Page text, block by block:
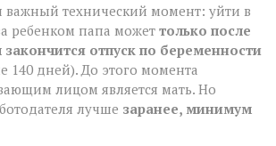
важный технический момент: уйти в
ребенком папа может только после
отпуск по беременности
140 дней). До этого момента
лицом является мать. Но
лучше заранее, минимум